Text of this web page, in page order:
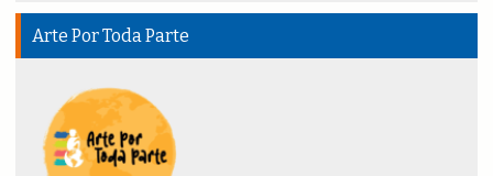
Arte Por Toda Parte